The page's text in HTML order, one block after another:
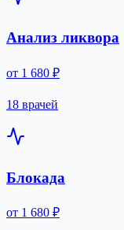
Анализ ликвора
от 1 680 ₽
18 врачей
Блокада
от 1 680 ₽